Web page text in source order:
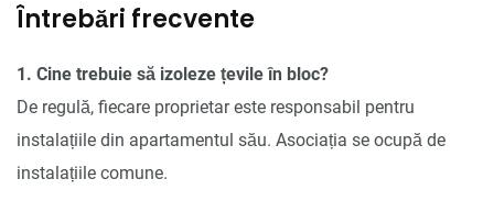
Întrebări frecvente
1. Cine trebuie să izoleze țevile în bloc?
De regulă, fiecare proprietar este responsabil pentru
instalațiile din apartamentul său. Asociația se ocupă de
instalațiile comune.